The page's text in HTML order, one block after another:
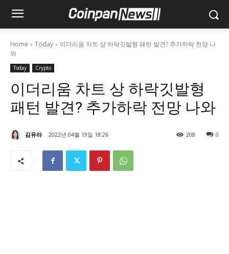
Home Today
이더리움 차트 상 하락깃발형 패턴 발견? 추가하락 전망 나
와
Today Crypto
이더리움 차트 상 하락깃발형
패턴 발견? 추가하락 전망 나와
김유라 2022년 04월 19일 18:26 0
208